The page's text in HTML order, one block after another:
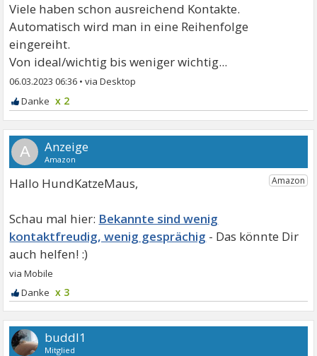
Viele haben schon ausreichend Kontakte.
Automatisch wird man in eine Reihenfolge
eingereiht.
Von ideal/wichtig bis weniger wichtig...
06.03.2023 06:36 •
x 2
A
Hallo HundKatzeMaus,
Bekannte sind wenig
kontaktfreudig, wenig gesprächig
x 3
buddl1
Mitglied